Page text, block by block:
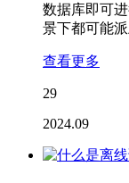
数据库即可
景下都可能
查看更多
29
2024.09